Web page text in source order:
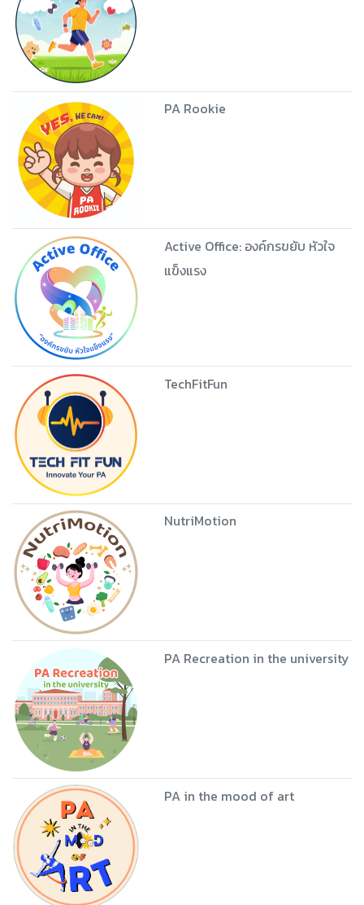
PA Rookie
Active Office: องค์กรขยับ หัวใจ
แข็งแรง
TechFitFun
NutriMotion
PA Recreation in the university
PA in the mood of art